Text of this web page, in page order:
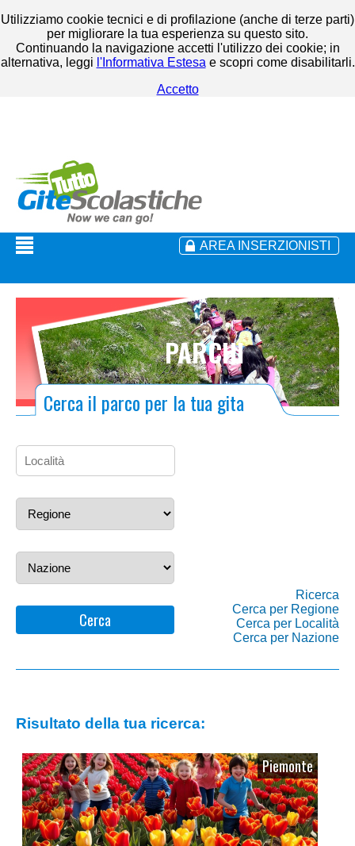
Utilizziamo cookie tecnici e di profilazione (anche di terze parti)
per migliorare la tua esperienza su questo sito.
Continuando la navigazione accetti l'utilizzo dei cookie; in
alternativa, leggi l'Informativa Estesa e scopri come disabilitarli.
Accetto
AREA INSERZIONISTI
PARCHI
Cerca il parco per la tua gita
Cerca
Ricerca
Cerca per Regione
Cerca per Località
Cerca per Nazione
Risultato della tua ricerca:
Piemonte